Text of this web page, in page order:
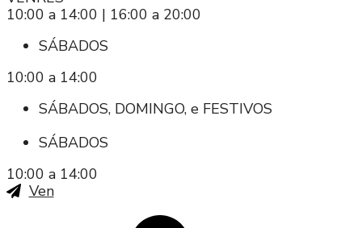
10:00 a 14:00 | 16:00 a 20:00
SÁBADOS
10:00 a 14:00
SÁBADOS, DOMINGO, e FESTIVOS
SÁBADOS
10:00 a 14:00
Ven